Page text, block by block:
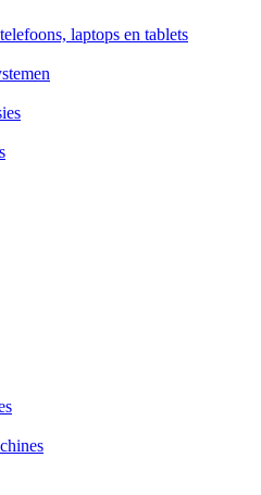
laptops en tablets